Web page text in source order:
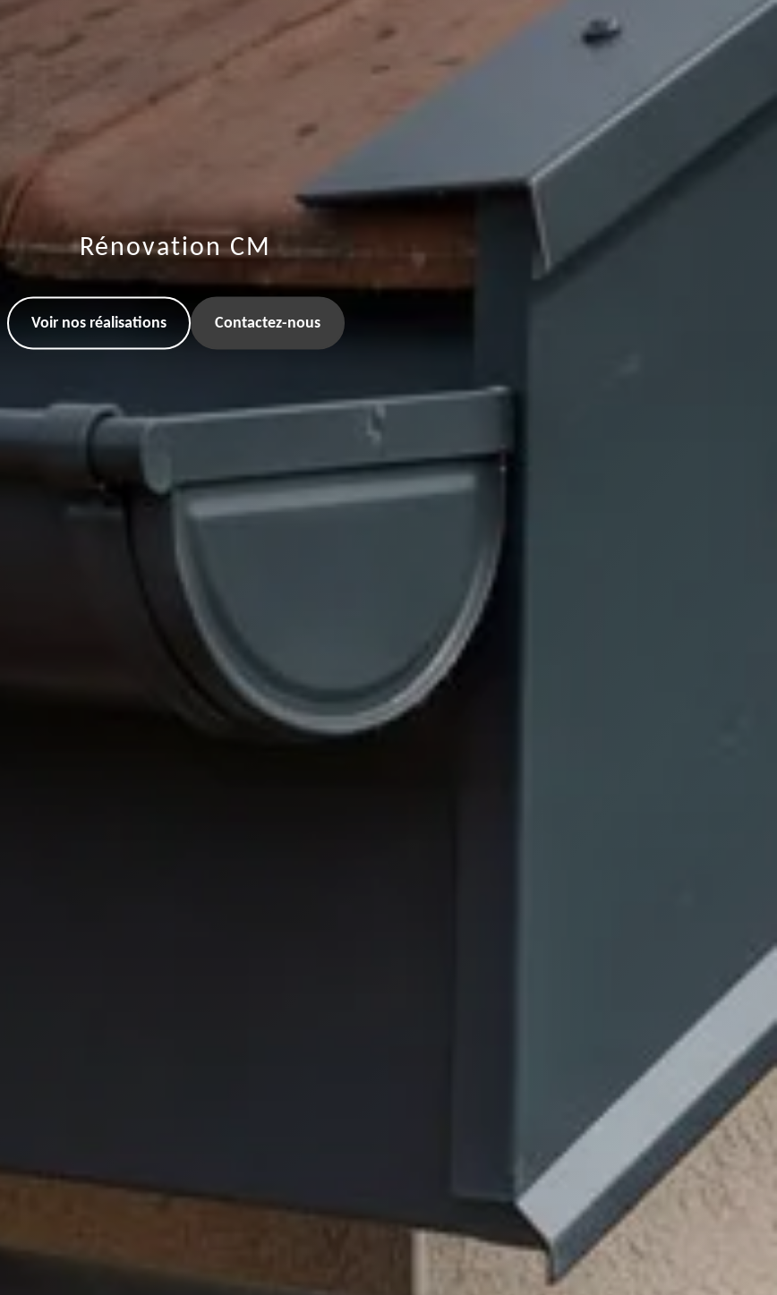
Rénovation CM
Voir nos réalisations Contactez-nous